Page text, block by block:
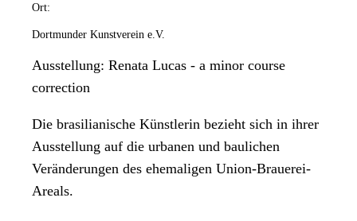
Ort:
Dortmunder Kunstverein e.V.
Ausstellung: Renata Lucas - a minor course
correction
Die brasilianische Künstlerin bezieht sich in ihrer
Ausstellung auf die urbanen und baulichen
Veränderungen des ehemaligen Union-Brauerei-
Areals.